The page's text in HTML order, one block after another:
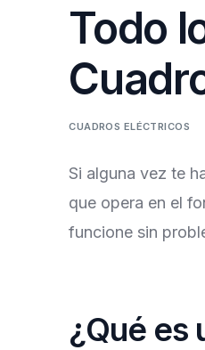
Todo
CUADROS ELÉCTRICOS
Si alguna vez te
que opera en el
funcione sin
¿Qué es